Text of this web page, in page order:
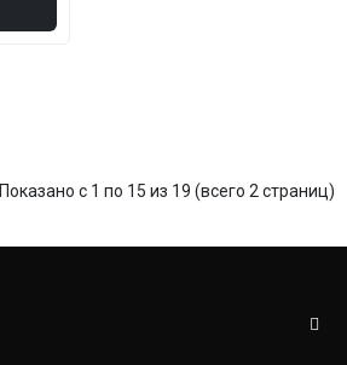
Показано с 1 по 15 из 19 (всего 2 страниц)